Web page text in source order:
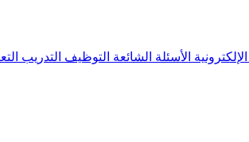
الأسئلة الشائعة التوظيف التدريب